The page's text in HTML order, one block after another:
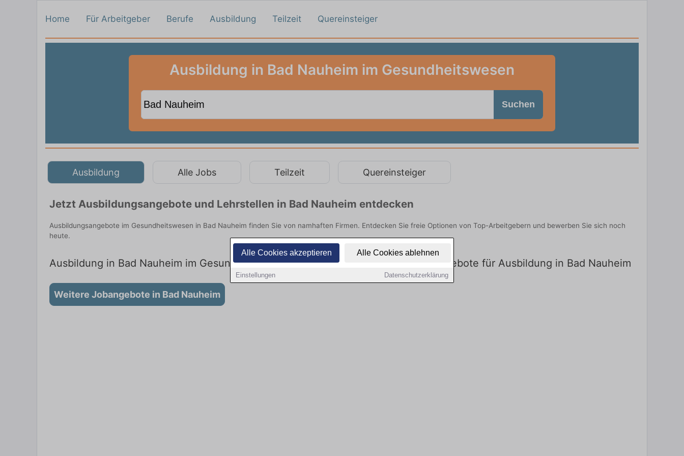
Alle Cookies akzeptieren Alle Cookies ablehnen
Einstellungen Datenschutzerklärung
Home Für Arbeitgeber Berufe Ausbildung Teilzeit Quereinsteiger
Ausbildung in Bad Nauheim im Gesundheitswesen
Suchen
Ausbildung Alle Jobs Teilzeit Quereinsteiger
Jetzt Ausbildungsangebote und Lehrstellen in Bad Nauheim entdecken
Ausbildungsangebote im Gesundheitswesen in Bad Nauheim finden Sie von namhaften Firmen. Entdecken Sie freie Optionen von Top-Arbeitgebern und bewerben Sie sich noch
heute.
Ausbildung in Bad Nauheim im Gesundheitswesen: Aktuell gibt es keine Stellenangebote für Ausbildung in Bad Nauheim
Weitere Jobangebote in Bad Nauheim